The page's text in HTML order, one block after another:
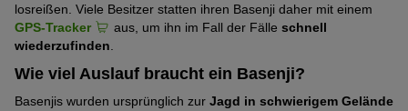
losreißen. Viele Besitzer statten ihren Basenji daher mit einem
GPS-Tracker
aus, um ihn im Fall der Fälle schnell
wiederzufinden.
Wie viel Auslauf braucht ein Basenji?
Basenjis wurden ursprünglich zur Jagd in schwierigem Gelände